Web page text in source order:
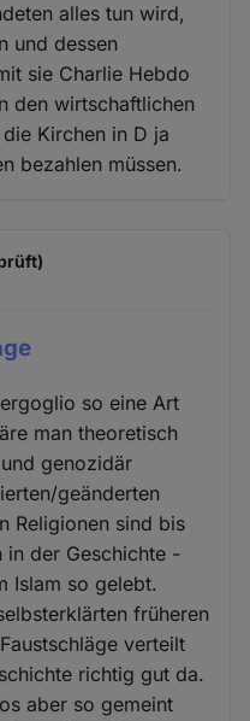
alles tun wird,
und dessen
sie Charlie Hebdo
den wirtschaftlichen
Kirchen in D ja
bezahlen müssen.
so eine Art
man theoretisch
genozidär
geänderten
Religionen sind bis
in der Geschichte -
Islam so gelebt.
früheren
verteilt
richtig gut da.
aber so gemeint